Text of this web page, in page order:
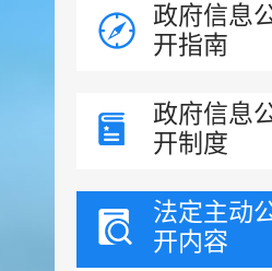
政府信息
开指南
政府信息
开制度
法定主动
开内容